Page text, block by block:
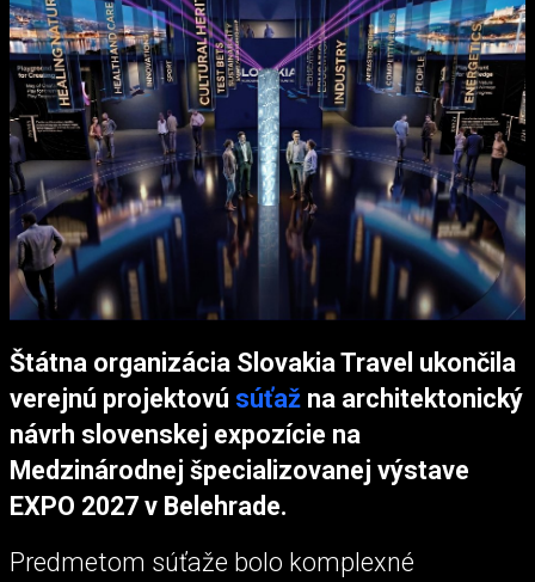
Štátna organizácia Slovakia Travel ukončila
verejnú projektovú súťaž na architektonický
návrh slovenskej expozície na
Medzinárodnej špecializovanej výstave
EXPO 2027 v Belehrade.
Predmetom súťaže bolo komplexné